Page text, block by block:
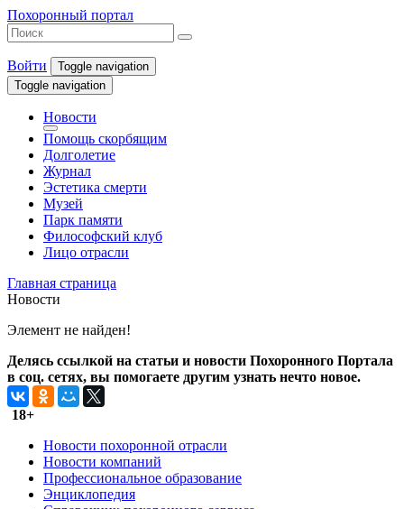
Похоронный портал
Войти
Toggle navigation
Toggle navigation
Новости
Помощь скорбящим
Долголетие
Журнал
Эстетика смерти
Музей
Парк памяти
Философский клуб
Лицо отрасли
Главная страница
Новости
Элемент не найден!
Делясь ссылкой на статьи и новости Похоронного Портала
в соц. сетях, вы помогаете другим узнать нечто новое.
18+
Новости похоронной отрасли
Новости компаний
Профессиональное образование
Энциклопедия